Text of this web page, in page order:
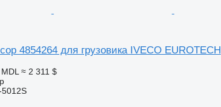
4854264 для грузовика IVECO EUROTECH
≈ 2 311 $